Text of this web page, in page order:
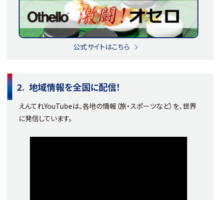
公式サイトはこちら
地域情報を全国に配信！
えんてれYouTubeは、各地の情報（旅・スポーツなど）を、世界
に発信しています。